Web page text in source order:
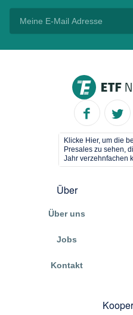
Klicke Hier, um die
Presales zu sehen,
Jahr verzehnfachen
Über
Über uns
Jobs
Kontakt